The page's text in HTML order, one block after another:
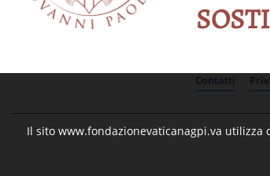
Contatti
Il sito www.fondazionevaticanagpi.va